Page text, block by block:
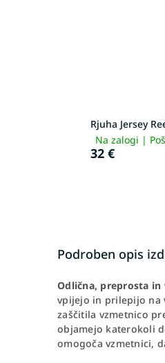
Rjuha Jersey
Na zalogi |
32 €
Podroben opis
Odlična, preprosta in
vpijejo in prilepijo na
zaščitila vzmetnico
objamejo katerokoli
omogoča vzmetnici,